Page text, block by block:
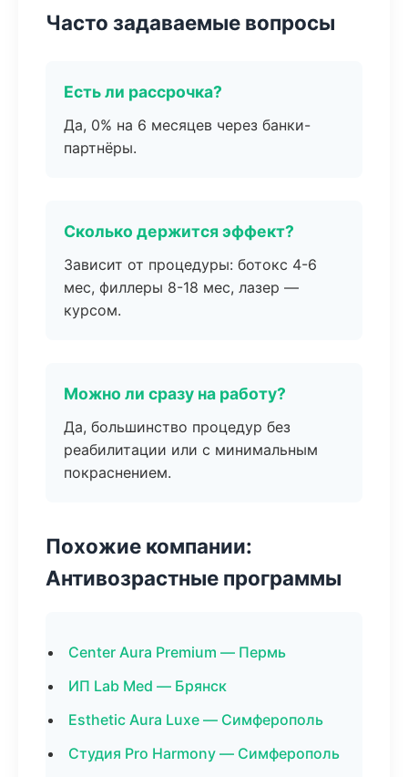
Часто задаваемые вопросы
Есть ли рассрочка?
Да, 0% на 6 месяцев через банки-
партнёры.
Сколько держится эффект?
Зависит от процедуры: ботокс 4-6
мес, филлеры 8-18 мес, лазер —
курсом.
Можно ли сразу на работу?
Да, большинство процедур без
реабилитации или с минимальным
покраснением.
Похожие компании:
Антивозрастные программы
Center Aura Premium — Пермь
ИП Lab Med — Брянск
Esthetic Aura Luxe — Симферополь
Студия Pro Harmony — Симферополь